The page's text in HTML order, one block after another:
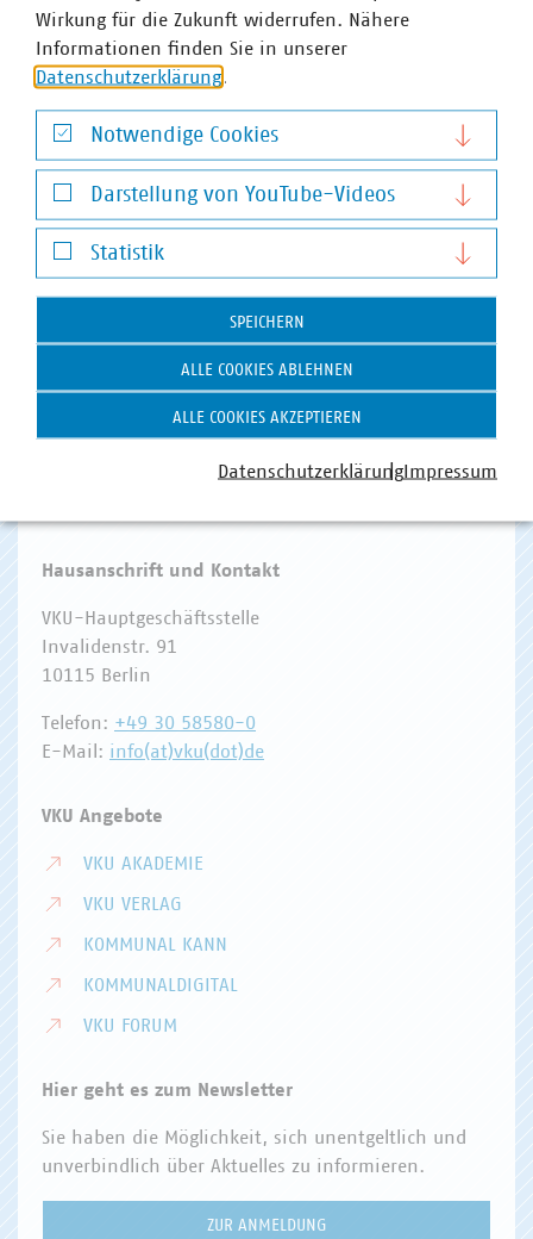
VKU-Bereiche
WASSER/ABWASSER
Zum
Hausanschrift und Kontakt
VKU-Hauptgeschäftsstelle
Invalidenstr. 91
10115 Berlin
Telefon: +49 30 58580-0
E-Mail: info(at)vku(dot)de
VKU Angebote
VKU AKADEMIE
VKU VERLAG
KOMMUNAL KANN
KOMMUNALDIGITAL
VKU FORUM
Hier geht es zum Newsletter
Sie haben die Möglichkeit, sich unentgeltlich und
unverbindlich über Aktuelles zu informieren.
ZUR ANMELDUNG
Wirkung für die Zukunft widerrufen. Nähere
Informationen finden Sie in unserer
Datenschutzerklärung.
Notwendige Cookies
Notwendige Cookies
Darstellung von YouTube-Videos
Darstellung von YouTube-Videos
Statistik
Statistik
SPEICHERN
ALLE COOKIES ABLEHNEN
ALLE COOKIES AKZEPTIEREN
DatenschutzerklärungImpressum